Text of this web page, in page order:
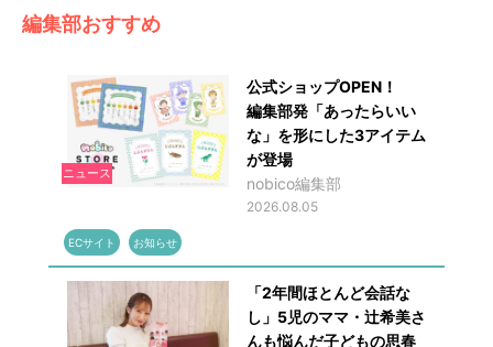
編集部おすすめ
ニュース
公式ショップOPEN！
編集部発「あったらいい
な」を形にした3アイテム
が登場
nobico編集部
2026.08.05
ECサイト お知らせ
「2年間ほとんど会話な
し」5児のママ・辻希美さ
んも悩んだ子どもの思春